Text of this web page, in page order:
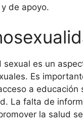
de apoyo.
sexual es un
Es
a educación
La falta de
la salud